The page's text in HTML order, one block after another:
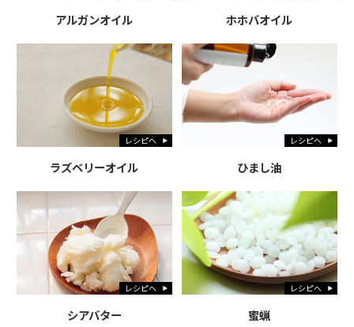
アルガンオイル ホホバオイル
レシピへ
ラズベリーオイル
レシピへ
ひまし油
レシピへ
シアバター
レシピへ
蜜蝋